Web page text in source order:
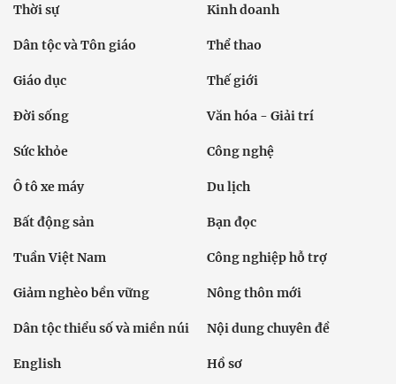
Thời sự Kinh doanh
Dân tộc và Tôn giáo Thể thao
Giáo dục Thế giới
Đời sống Văn hóa - Giải trí
Sức khỏe Công nghệ
Ô tô xe máy Du lịch
Bất động sản Bạn đọc
Tuần Việt Nam Công nghiệp hỗ trợ
Giảm nghèo bền vững Nông thôn mới
Dân tộc thiểu số và miền núi Nội dung chuyên đề
English Hồ sơ